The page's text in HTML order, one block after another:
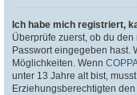
Ich habe mich registriert,
Überprüfe zuerst, ob du
Passwort eingegeben hast.
Möglichkeiten. Wenn
unter 13 Jahre alt bist,
Erziehungsberechtigten